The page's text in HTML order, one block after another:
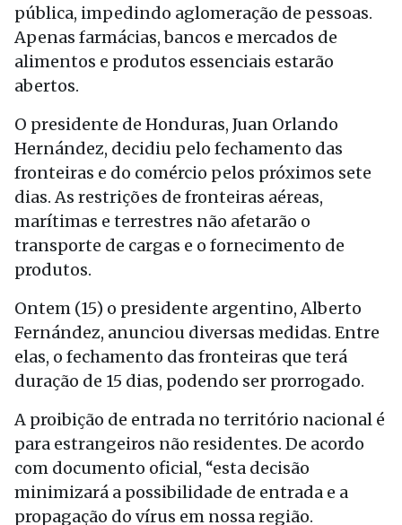
pública, impedindo aglomeração de pessoas.
Apenas farmácias, bancos e mercados de
alimentos e produtos essenciais estarão
abertos.
O presidente de Honduras, Juan Orlando
Hernández, decidiu pelo fechamento das
fronteiras e do comércio pelos próximos sete
dias. As restrições de fronteiras aéreas,
marítimas e terrestres não afetarão o
transporte de cargas e o fornecimento de
produtos.
Ontem (15) o presidente argentino, Alberto
Fernández, anunciou diversas medidas. Entre
elas, o fechamento das fronteiras que terá
duração de 15 dias, podendo ser prorrogado.
A proibição de entrada no território nacional é
para estrangeiros não residentes. De acordo
com documento oficial, “esta decisão
minimizará a possibilidade de entrada e a
propagação do vírus em nossa região.